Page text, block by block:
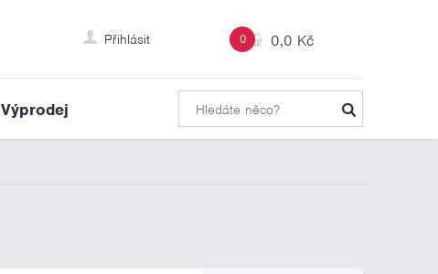
0 0,0 Kč
Přihlásit
Výprodej